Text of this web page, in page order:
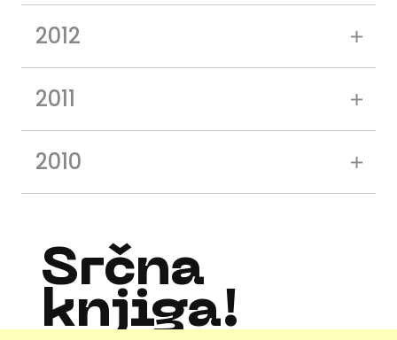
2012
2011
2010
Srčna
knjiga!